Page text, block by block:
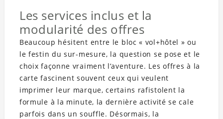
Les services inclus et la
modularité des offres
Beaucoup hésitent entre le bloc « vol+hôtel » ou
le festin du sur-mesure, la question se pose et le
choix façonne vraiment l’aventure. Les offres à la
carte fascinent souvent ceux qui veulent
imprimer leur marque, certains rafistolent la
formule à la minute, la dernière activité se cale
parfois dans un souffle. Désormais, la